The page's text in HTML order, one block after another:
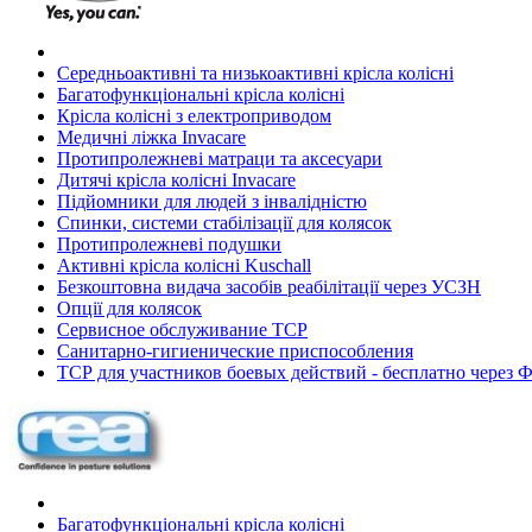
Середньоактивні та низькоактивні крісла колісні
Багатофункціональні крісла колісні
Крісла колісні з електроприводом
Медичні ліжка Invacare
Протипролежневі матраци та аксесуари
Дитячі крісла колісні Invacare
Підйомники для людей з інвалідністю
Спинки, системи стабілізації для колясок
Протипролежневі подушки
Активні крісла колісні Kuschall
Безкоштовна видача засобів реабілітації через УСЗН
Опції для колясок
Сервисное обслуживание ТСР
Санитарно-гигиенические приспособления
ТСР для участников боевых действий - бесплатно через
Багатофункціональні крісла колісні